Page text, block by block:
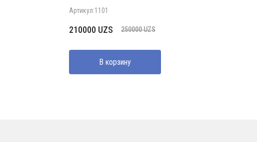
Артикул:1101
250000UZS
Первоначальная
составляла
250000 UZS.
210000 UZS
Текущая
210000 UZS.
В корзину